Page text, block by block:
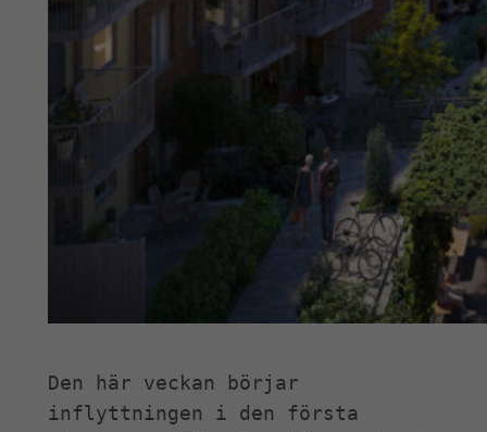
Den här veckan börjar
inflyttningen i den första